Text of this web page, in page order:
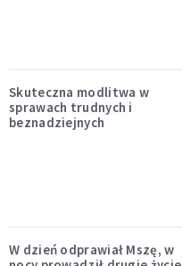
Skuteczna modlitwa w
sprawach trudnych i
beznadziejnych
W dzień odprawiał Mszę, w